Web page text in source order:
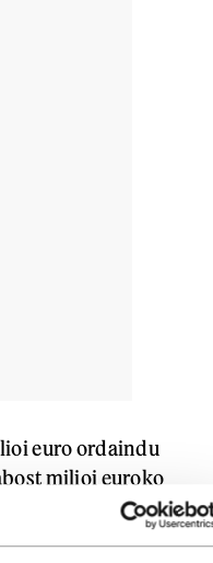
euro ordaindu
milioi euroko
zorra 948
gehiago 2023an